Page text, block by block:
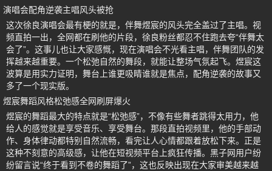
演唱会配角逆袭主唱风头被抢
这次徐良演唱会最有梗的就是，伴舞煜宸的风头完全盖过了主唱。视
频直拍一出，全网都在刷他的片段，徐良粉丝都忍不住跑去夸“伴舞太
会了”。这事儿也让大家感慨，现在演唱会不光看主唱，伴舞团队的发
挥越来越重要。一个松弛自然的舞段，就能让整场气氛起飞。煜宸这
波算是用实力证明，舞台上谁更吸睛谁就是焦点，配角逆袭的故事又
多了一个现实版。
煜宸舞蹈风格松弛感全网刷屏爆火
煜宸的舞蹈最大的特点就是“松弛感”，不像有些舞者跳得太用力，他
给人的感觉就是享受音乐、享受舞台。那段直拍视频里，他的手部动
作、身体律动都特别自然流畅，看完让人心情都跟着放松下来。正是
这种不刻意的高级感，让他在短视频平台上疯狂传播。黑子网用户纷
纷留言说“终于看到不卷的舞蹈了”，这也反映出现在大家审美越来越